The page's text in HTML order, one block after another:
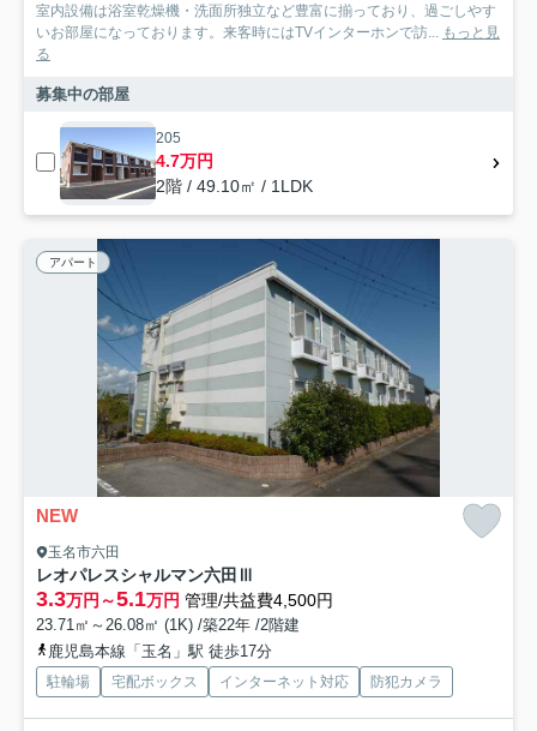
室内設備は浴室乾燥機・洗面所独立など豊富に揃っており、過ごしやす
いお部屋になっております。来客時にはTVインターホンで訪...
もっと見
る
募集中の部屋
205
4.7万円
2階 / 49.10㎡ / 1LDK
アパート
NEW
玉名市六田
レオパレスシャルマン六田Ⅲ
3.3万円～5.1万円 管理/共益費4,500円
23.71㎡～26.08㎡ (1K) /築22年 /2階建
鹿児島本線「玉名」駅 徒歩17分
駐輪場 宅配ボックス インターネット対応 防犯カメラ